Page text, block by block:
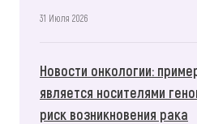
31 Июля 2026
Новости онкологии:
является носителями
риск возникновения рака